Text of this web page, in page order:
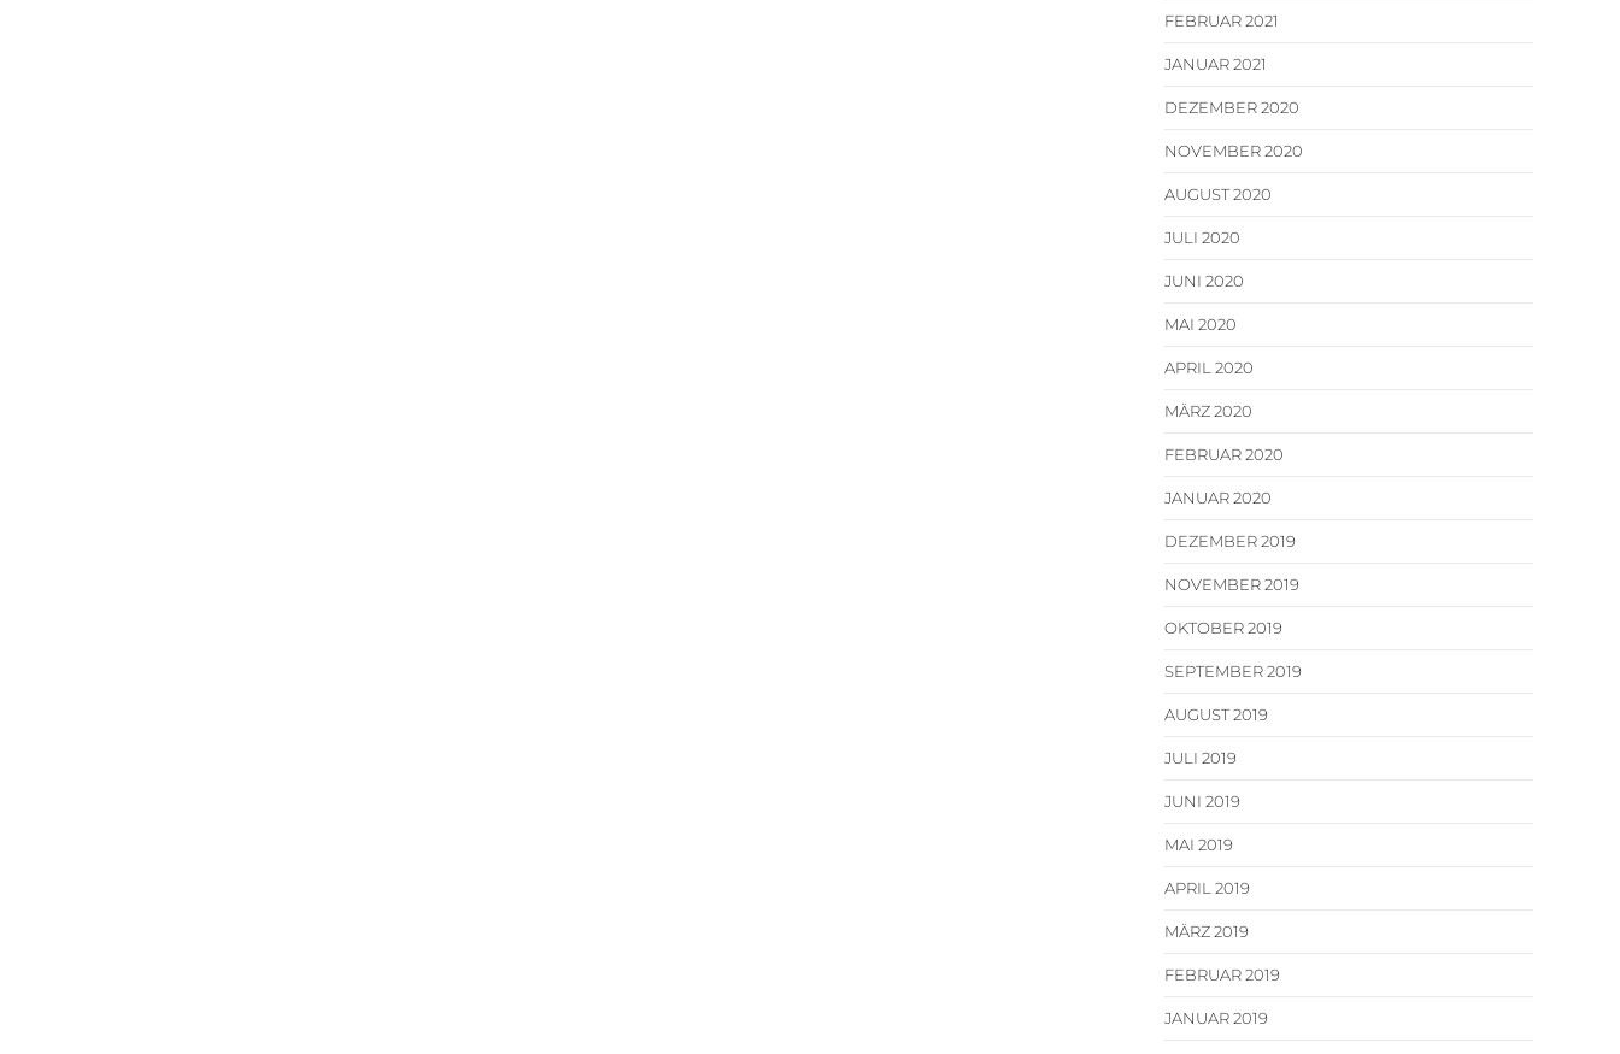
FEBRUAR 2021
JANUAR 2021
DEZEMBER 2020
NOVEMBER 2020
AUGUST 2020
JULI 2020
JUNI 2020
MAI 2020
APRIL 2020
MÄRZ 2020
FEBRUAR 2020
JANUAR 2020
DEZEMBER 2019
NOVEMBER 2019
OKTOBER 2019
SEPTEMBER 2019
AUGUST 2019
JULI 2019
JUNI 2019
MAI 2019
APRIL 2019
MÄRZ 2019
FEBRUAR 2019
JANUAR 2019